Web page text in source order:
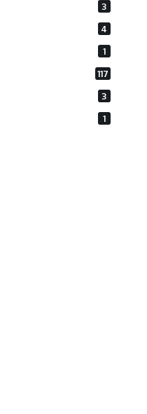
3
4
1
117
3
1